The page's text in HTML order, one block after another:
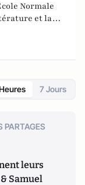
Normale
et la
un doctorat en
7 Jours
PARTAGES
leurs
Samuel